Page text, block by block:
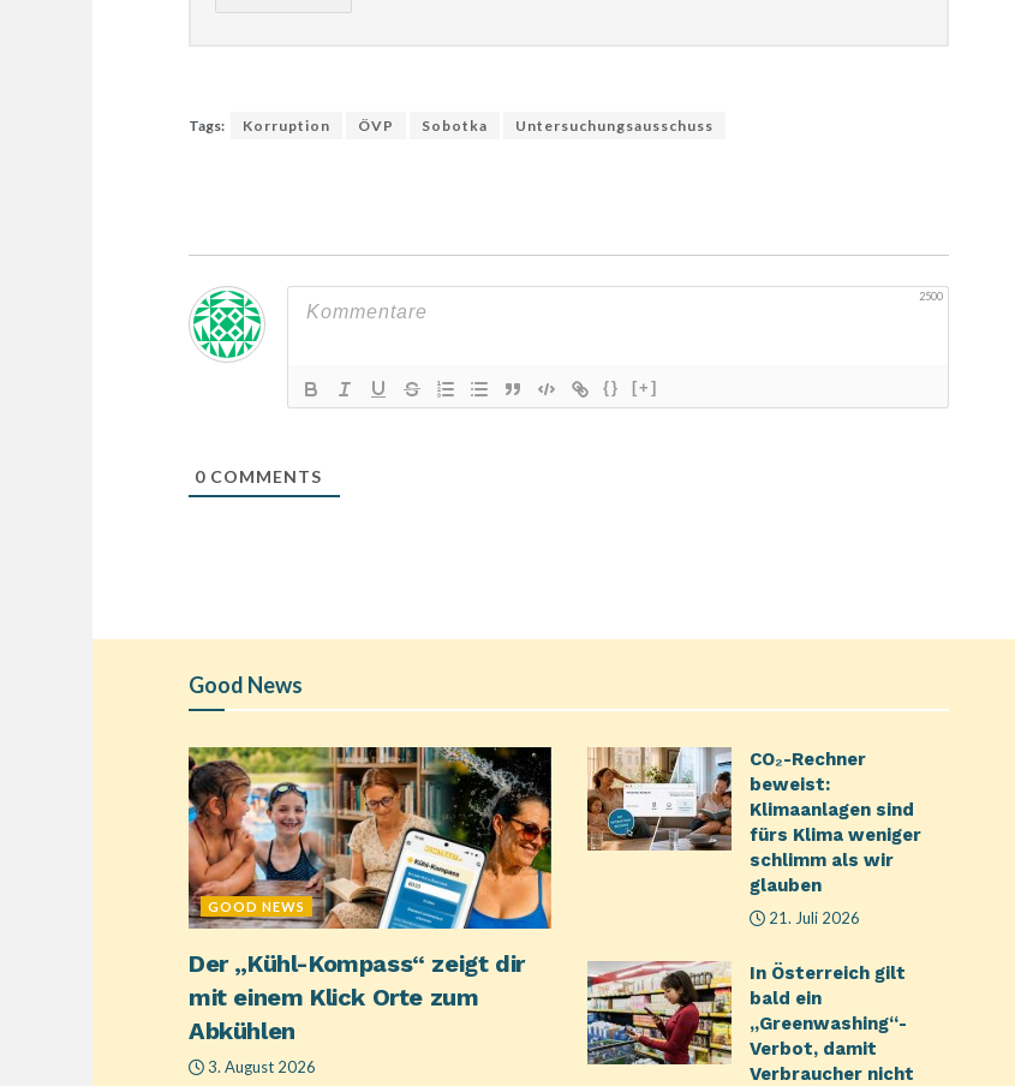
Tags: Korruption ÖVP Sobotka Untersuchungsausschuss
2500
{} [+]
0 COMMENTS
Good News
GOOD NEWS
Der „Kühl-Kompass“ zeigt dir
mit einem Klick Orte zum
Abkühlen
3. August 2026
CO₂-Rechner
beweist:
Klimaanlagen sind
fürs Klima weniger
schlimm als wir
glauben
21. Juli 2026
In Österreich gilt
bald ein
„Greenwashing“-
Verbot, damit
Verbraucher nicht